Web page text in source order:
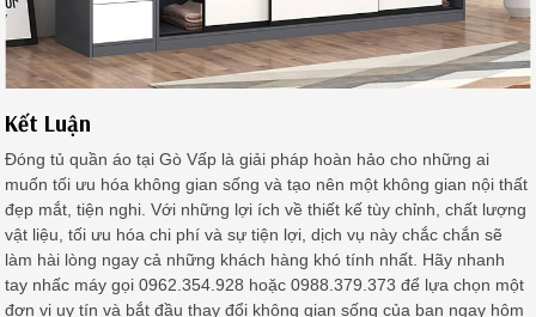
Kết Luận
Đóng tủ quần áo tại Gò Vấp là giải pháp hoàn hảo cho những ai
muốn tối ưu hóa không gian sống và tạo nên một không gian nội thất
đẹp mắt, tiện nghi. Với những lợi ích về thiết kế tùy chỉnh, chất lượng
vật liệu, tối ưu hóa chi phí và sự tiện lợi, dịch vụ này chắc chắn sẽ
làm hài lòng ngay cả những khách hàng khó tính nhất. Hãy nhanh
tay nhấc máy gọi 0962.354.928 hoặc 0988.379.373 để lựa chọn một
đơn vị uy tín và bắt đầu thay đổi không gian sống của bạn ngay hôm